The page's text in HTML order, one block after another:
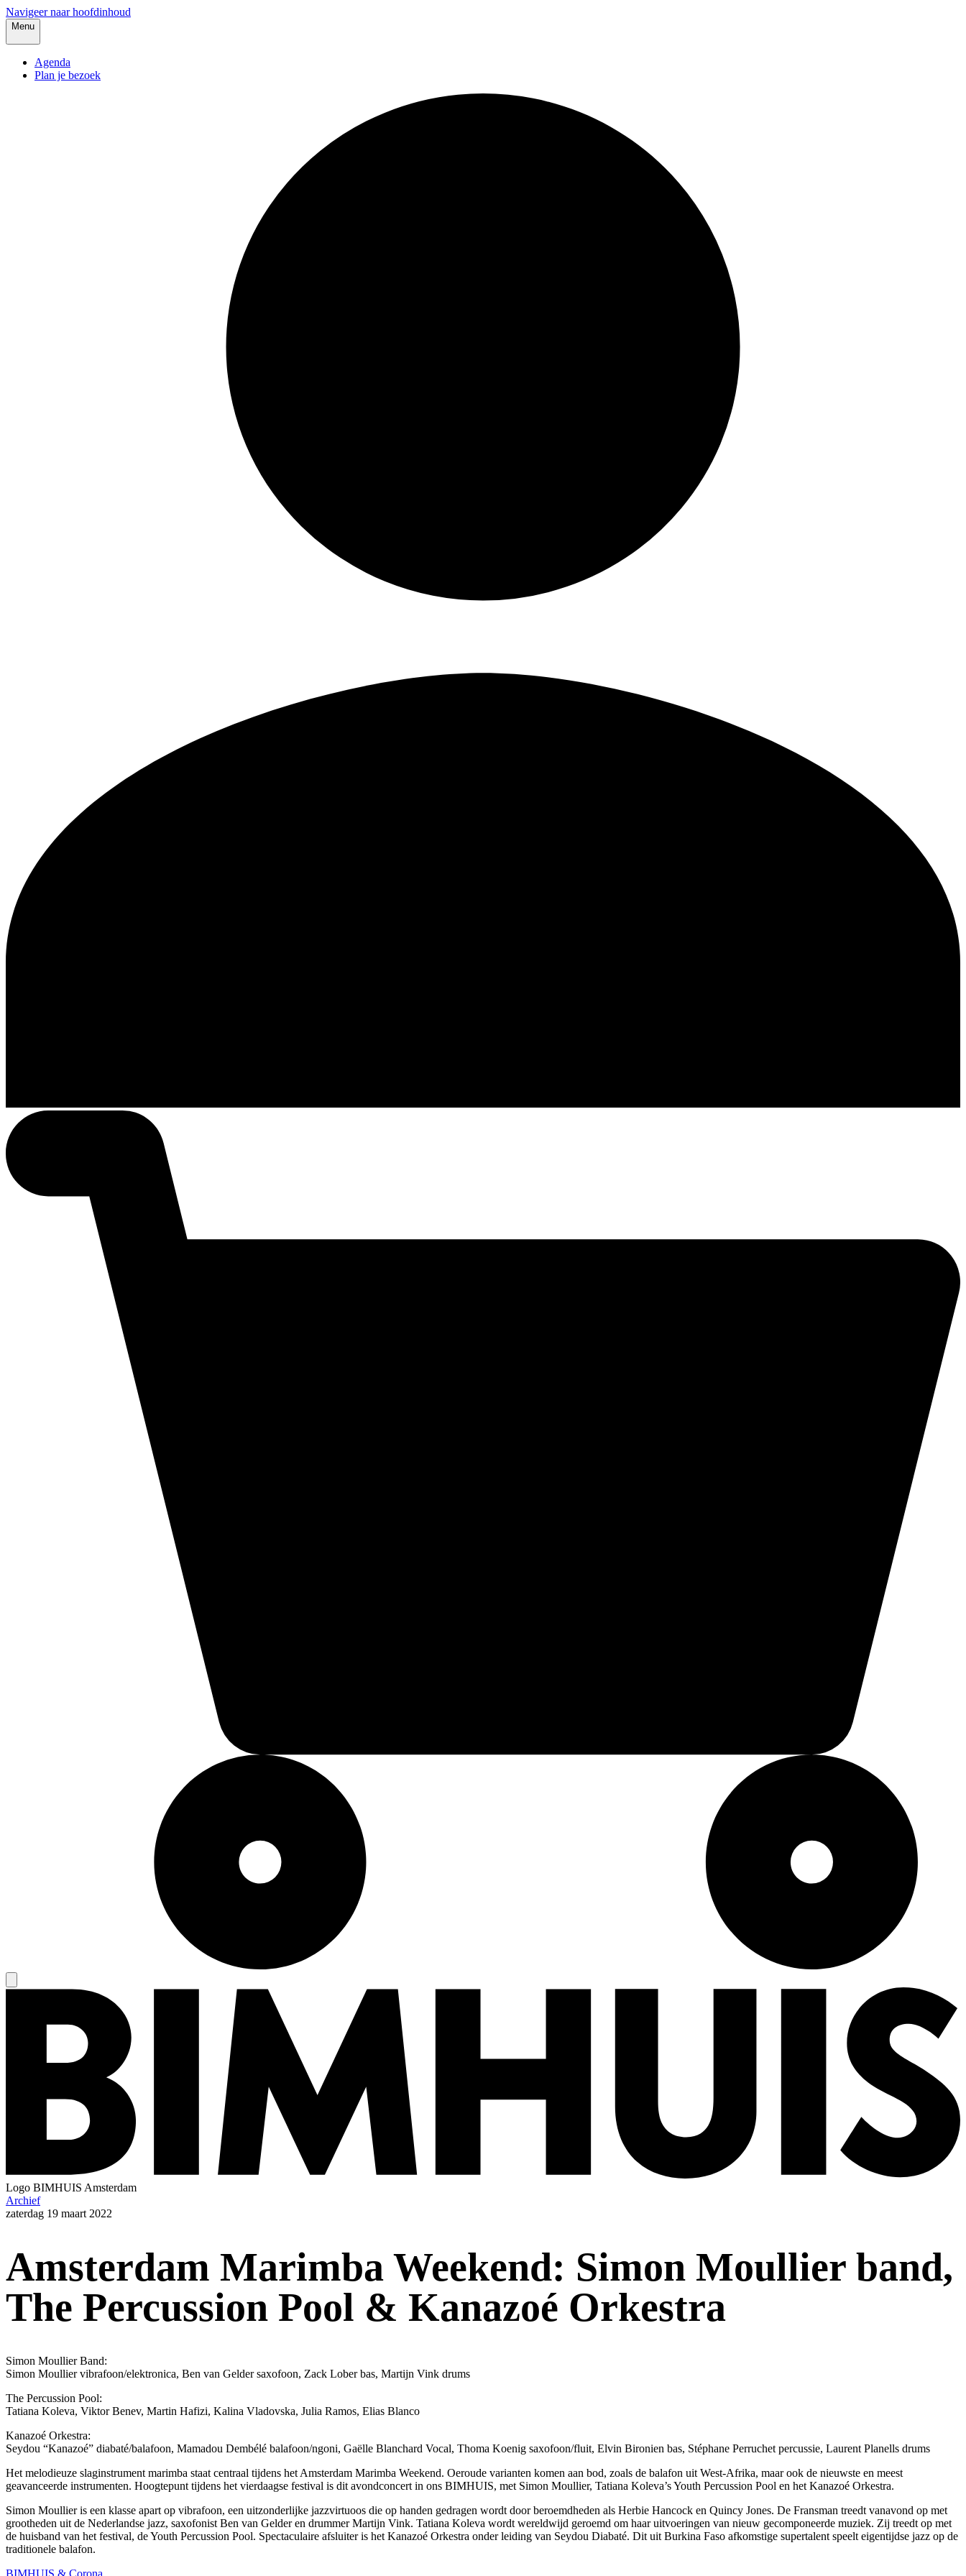
Navigeer naar hoofdinhoud
Menu
Agenda
Plan je bezoek
Logo BIMHUIS Amsterdam
Archief
zaterdag 19 maart 2022
Amsterdam Marimba Weekend: Simon Moullier band,
The Percussion Pool & Kanazoé Orkestra
Simon Moullier Band:
Simon Moullier vibrafoon/elektronica, Ben van Gelder saxofoon, Zack Lober bas, Martijn Vink drums
The Percussion Pool:
Tatiana Koleva, Viktor Benev, Martin Hafizi, Kalina Vladovska, Julia Ramos, Elias Blanco
Kanazoé Orkestra:
Seydou “Kanazoé” diabaté/balafoon, Mamadou Dembélé balafoon/ngoni, Gaëlle Blanchard Vocal, Thoma Koenig saxofoon/fluit, Elvin Bironien bas, Stéphane Perruchet percussie, Laurent Planells drums
Het melodieuze slaginstrument marimba staat centraal tijdens het Amsterdam Marimba Weekend. Oeroude varianten komen aan bod, zoals de balafon uit West-Afrika, maar ook de nieuwste en meest
geavanceerde instrumenten. Hoogtepunt tijdens het vierdaagse festival is dit avondconcert in ons BIMHUIS, met Simon Moullier, Tatiana Koleva’s Youth Percussion Pool en het Kanazoé Orkestra.
Simon Moullier is een klasse apart op vibrafoon, een uitzonderlijke jazzvirtuoos die op handen gedragen wordt door beroemdheden als Herbie Hancock en Quincy Jones. De Fransman treedt vanavond op met
grootheden uit de Nederlandse jazz, saxofonist Ben van Gelder en drummer Martijn Vink. Tatiana Koleva wordt wereldwijd geroemd om haar uitvoeringen van nieuw gecomponeerde muziek. Zij treedt op met
de huisband van het festival, de Youth Percussion Pool. Spectaculaire afsluiter is het Kanazoé Orkestra onder leiding van Seydou Diabaté. Dit uit Burkina Faso afkomstige supertalent speelt eigentijdse jazz op de
traditionele balafon.
BIMHUIS & Corona